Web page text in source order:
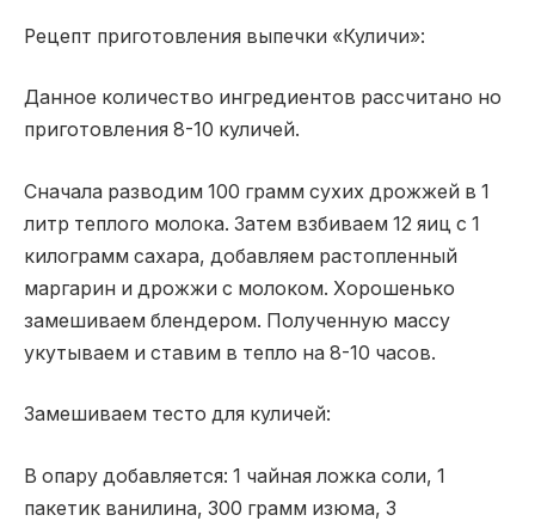
Рецепт приготовления выпечки «Куличи»:
Данное количество ингредиентов рассчитано но
приготовления 8-10 куличей.
Сначала разводим 100 грамм сухих дрожжей в 1
литр теплого молока. Затем взбиваем 12 яиц с 1
килограмм сахара, добавляем растопленный
маргарин и дрожжи с молоком. Хорошенько
замешиваем блендером. Полученную массу
укутываем и ставим в тепло на 8-10 часов.
Замешиваем тесто для куличей:
В опару добавляется: 1 чайная ложка соли, 1
пакетик ванилина, 300 грамм изюма, 3